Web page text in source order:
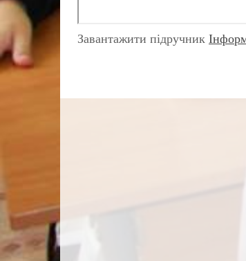
Завантажити підручник